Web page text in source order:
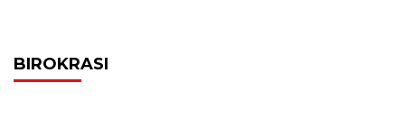
BIROKRASI